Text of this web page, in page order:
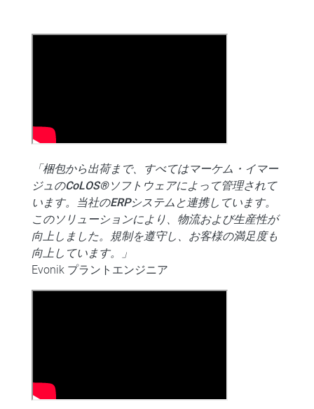
「梱包から出荷まで、すべてはマーケム・イマー
ジュのCoLOS®ソフトウェアによって管理されて
います。当社のERPシステムと連携しています。
このソリューションにより、物流および生産性が
向上しました。規制を遵守し、お客様の満足度も
向上しています。」
Evonik プラントエンジニア